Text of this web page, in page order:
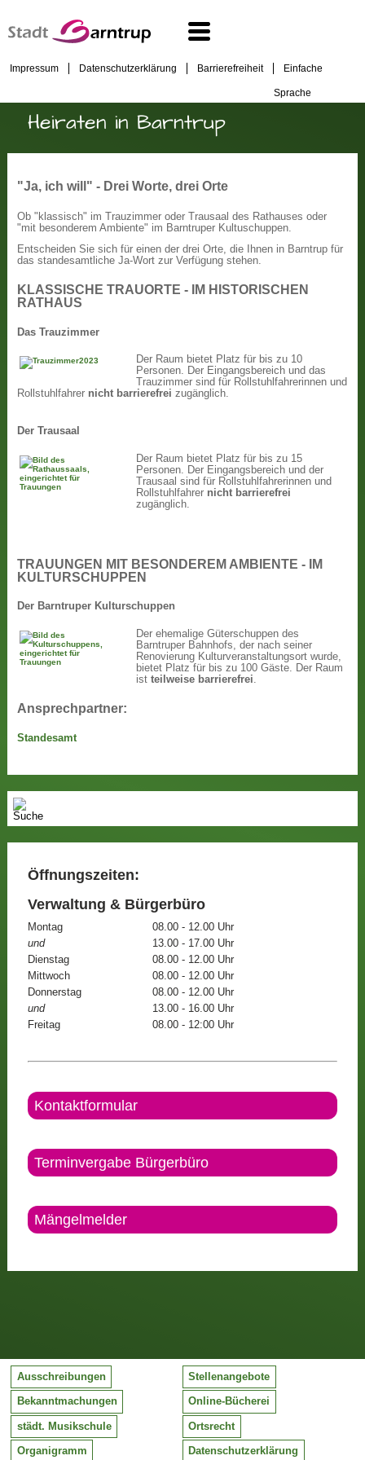
Impressum Datenschutzerklärung Barrierefreiheit Einfache
Sprache
Heiraten in Barntrup
"Ja, ich will" - Drei Worte, drei Orte
Ob "klassisch" im Trauzimmer oder Trausaal des Rathauses oder
"mit besonderem Ambiente" im Barntruper Kultuschuppen.
Entscheiden Sie sich für einen der drei Orte, die Ihnen in Barntrup für
das standesamtliche Ja-Wort zur Verfügung stehen.
KLASSISCHE TRAUORTE - IM HISTORISCHEN
RATHAUS
Das Trauzimmer
Der Raum bietet Platz für bis zu 10
Personen. Der Eingangsbereich und das
Trauzimmer sind für Rollstuhlfahrerinnen und
Rollstuhlfahrer nicht barrierefrei zugänglich.
Der Trausaal
Der Raum bietet Platz für bis zu 15
Personen. Der Eingangsbereich und der
Trausaal sind für Rollstuhlfahrerinnen und
Rollstuhlfahrer nicht barrierefrei
zugänglich.
TRAUUNGEN MIT BESONDEREM AMBIENTE - IM
KULTURSCHUPPEN
Der Barntruper Kulturschuppen
Der ehemalige Güterschuppen des
Barntruper Bahnhofs, der nach seiner
Renovierung Kulturveranstaltungsort wurde,
bietet Platz für bis zu 100 Gäste. Der Raum
ist teilweise barrierefrei.
Ansprechpartner:
Standesamt
Öffnungszeiten:
Verwaltung & Bürgerbüro
Montag
08.00 - 12.00 Uhr
und
13.00 - 17.00 Uhr
Dienstag
08.00 - 12.00 Uhr
Mittwoch
08.00 - 12.00 Uhr
Donnerstag
08.00 - 12.00 Uhr
und
13.00 - 16.00 Uhr
Freitag
08.00 - 12:00 Uhr
Kontaktformular
Terminvergabe Bürgerbüro
Mängelmelder
Ausschreibungen Stellenangebote
Bekanntmachungen Online-Bücherei
städt. Musikschule Ortsrecht
Organigramm Datenschutzerklärung